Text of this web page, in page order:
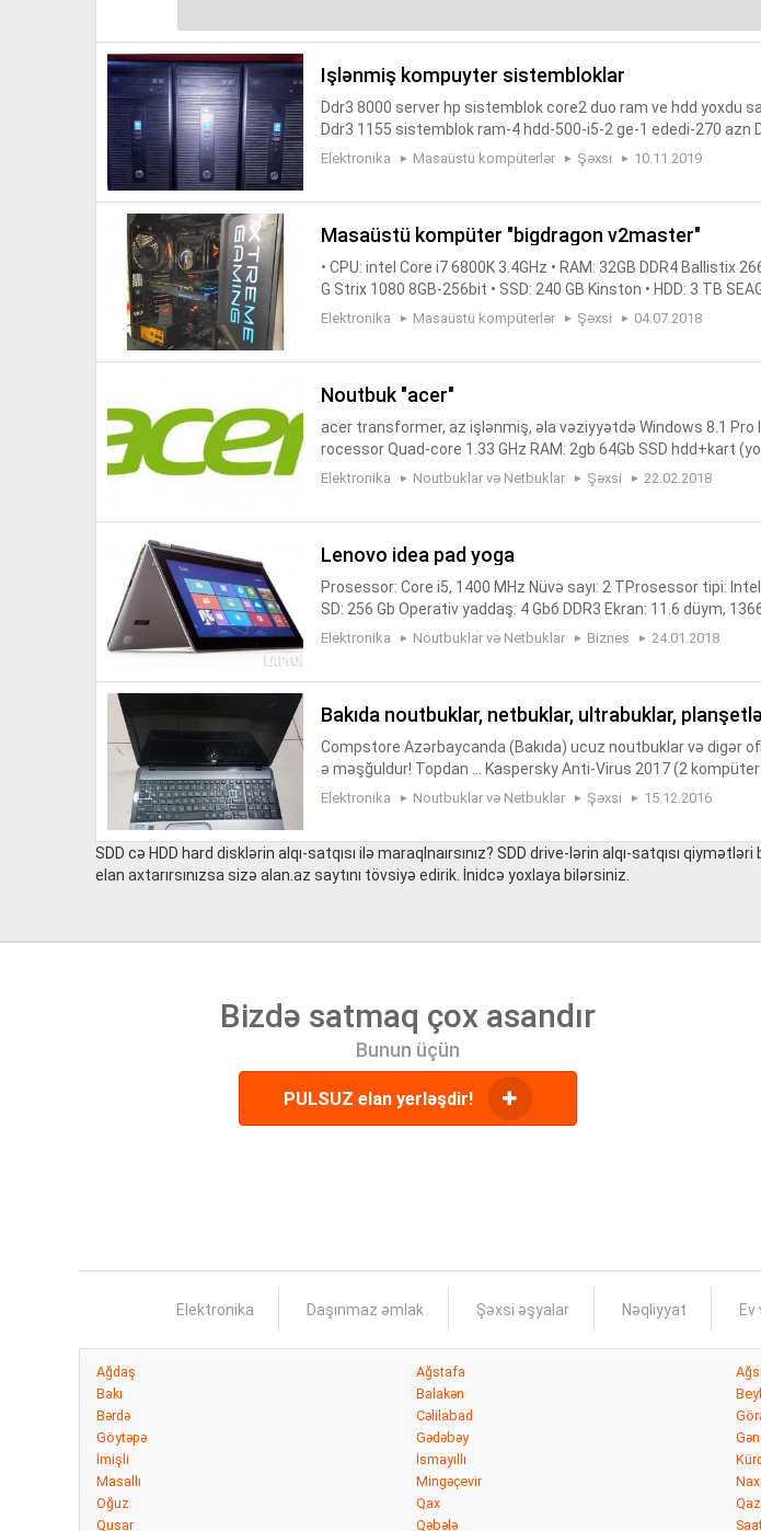
işlənmiş kompuyter sistembloklar
Ddr3 8000 server hp sistemblok core2 duo ram ve hdd yoxdu
Ddr3 1155 sistemblok ram-4 hdd-500-i5-2 ge-1 ededi-270 azn
am-4 hdd-500 -i5 sistemblok 1 ededi-450 azn ddr3 i7-4 ge Hp
Elektronika Masaüstü kompüterlər Şəxsi 10.11.2019
masaüstü kompüter "bigdragon v2master"
• CPU: intel Core i7 6800K 3.4GHz • RAM: 32GB DDR4 Ballistix
G Strix 1080 8GB-256bit • SSD: 240 GB Kinston • HDD: 3 TB
ercury 850WT 80+ Bronze • CpuCooler: NZXT Kraken x62 •
Elektronika Masaüstü kompüterlər Şəxsi 04.07.2018
noutbuk "acer"
acer transformer, az işlənmiş, əla vəziyyətdə Windows 8.1
rocessor Quad-core 1.33 GHz RAM: 2gb 64Gb SSD hdd+kart
0 x 800)
Elektronika Noutbuklar və Netbuklar Şəxsi 22.02.2018
lenovo idea pad yoga
Prosessor: Core i5, 1400 MHz Nüvə sayı: 2 ТProsessor tipi:
SD: 256 Gb Operativ yaddaş: 4 Gbб DDR3 Ekran: 11.6 düym,
yerləşməsi: daxili Videokart: NVIDIA GeForce ULP Daxili mikrofon:
Elektronika Noutbuklar və Netbuklar Biznes 24.01.2018
bakıda noutbuklar, netbuklar, ultrabuklar,
Compstore Azərbaycanda (Bakıda) ucuz noutbuklar və digər
ə məşğuldur! Topdan ... Kaspersky Anti-Virus 2017 (2 kompüter
vo ThinkPad T430 (Intel® Core™ i5-3320M/ DDR3 8 GB/ SSD
Elektronika Noutbuklar və Netbuklar Şəxsi 15.12.2016
SDD cə HDD hard disklərin alqı-satqısı ilə maraqlnaırsınız? SDD drive-lərin alqı-satqısı qiymətləri
elan axtarırsınızsa sizə alan.az saytını tövsiyə edirik. İnidcə yoxlaya bilərsiniz.
Bizdə satmaq çox asandır
Bunun üçün
PULSUZ elan yerləşdir!
Elektronika Daşınmaz əmlak Şəxsi əşyalar Nəqliyyat
Ağdaş Ağstafa
Bakı
Balakən
Bərdə
Cəlilabad
Göytəpə
Gədəbəy
İmişli
İsmayıllı
Masallı
Mingəçevir
Oğuz
Qax
Qusar
Qəbələ